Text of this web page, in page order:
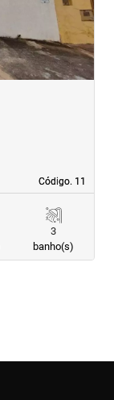
Código. 11
Código. 11
3
banho(s)